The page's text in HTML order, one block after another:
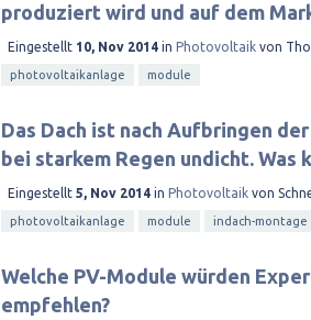
produziert wird und auf dem
Eingestellt 10, Nov 2014 in Photovoltaik von
photovoltaikanlage module
Das Dach ist nach Aufbringen
bei starkem Regen undicht. Was
Eingestellt 5, Nov 2014 in Photovoltaik von
photovoltaikanlage module indach-montage
Welche PV-Module würden
empfehlen?